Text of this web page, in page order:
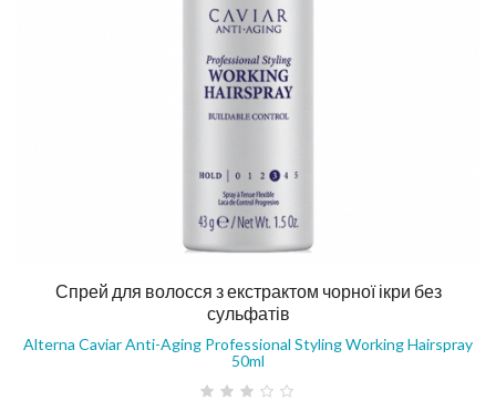
Спрей для волосся з екстрактом чорної ікри без
сульфатів
Alterna Caviar Anti-Aging Professional Styling Working Hairspray
50ml